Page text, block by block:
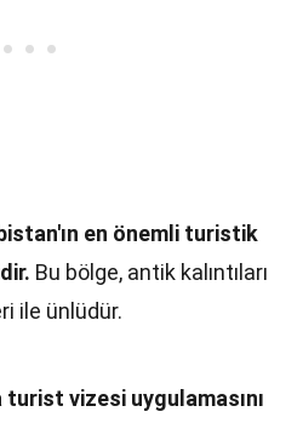
en önemli turistik
Bu bölge, antik kalıntıları
ile ünlüdür.
turist vizesi uygulamasını